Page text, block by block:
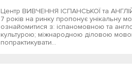
Центр ВИВЧЕННЯ ІСПАНСЬКОЇ та
7 років на ринку пропонує унікальну
ознайомитися з: іспаномовною та
культурою; міжнародною діловою
попрактикувати...